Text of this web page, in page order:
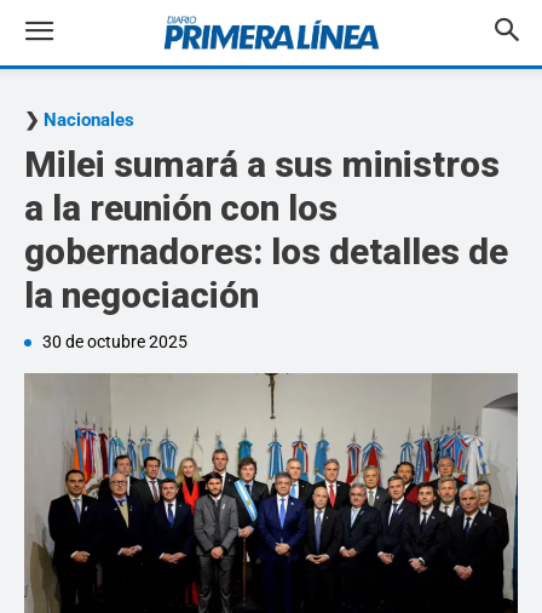
Nacionales
Milei sumará a sus ministros
a la reunión con los
gobernadores: los detalles de
la negociación
30 de octubre 2025